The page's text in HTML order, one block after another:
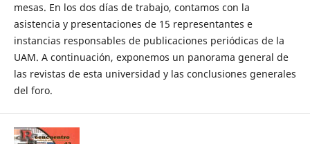
mesas. En los dos días de trabajo, contamos con la
asistencia y presentaciones de 15 representantes e
instancias responsables de publicaciones periódicas de la
UAM. A continuación, exponemos un panorama general de
las revistas de esta universidad y las conclusiones generales
del foro.